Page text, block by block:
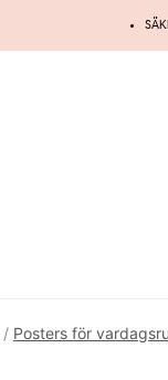
/ Posters för